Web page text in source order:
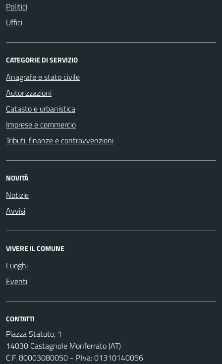
Politici
Uffici
CATEGORIE DI SERVIZIO
Anagrafe e stato civile
Autorizzazioni
Catasto e urbanistica
Imprese e commercio
Tributi, finanze e contravvenzioni
NOVITÀ
Notizie
Avvisi
VIVERE IL COMUNE
Luoghi
Eventi
CONTATTI
Piazza Statuto, 1
14030 Castagnole Monferrato (AT)
C.F. 80003080050 - P.Iva: 01310140056